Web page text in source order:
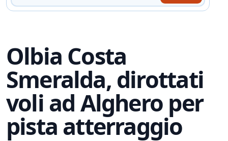
tua
Olbia Costa
Smeralda, dirottati
voli ad Alghero per
pista atterraggio